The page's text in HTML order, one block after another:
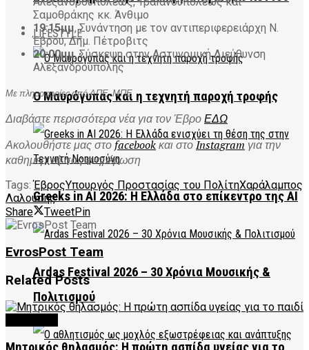
LIFESTYLE
Ο Μαυρόγυπας και η τεχνητή παροχή τροφής
Greeks in AI 2026: Η Ελλάδα στο επίκεντρο της AI
Ardas Festival 2026 – 30 Χρόνια Μουσικής &
Πολιτισμού
Σαμοθράκης κκ. Άνθιμο
19:15μμ, Συνάντηση με τον αντιπεριφερειάρχη Ν.
Έβρου, Δημ. Πέτροβιτς
20:00μμ, Σύσκεψη στην Αστυνομική Διεύθυνση
Αλεξανδρούπολης
Με πληροφορίες από ΑΠΕ-ΜΠΕ
Διαβάστε περισσότερα νέα για τον ΈβροΕΔΩ
Ακολουθήστε μας στο facebookκαι στοInstagramγια την
καθημερινή σας ενημέρωση
Tags: ΈβροςΥπουργός Προστασίας του ΠολίτηΧαράλαμπος
Λαλούσης
Share
TweetPin
EvrosPost Team
RelatedPosts